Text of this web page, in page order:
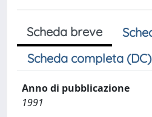
Scheda breve
Scheda completa (DC)
Anno di pubblicazione
1991